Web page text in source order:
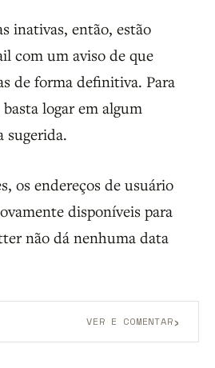
inativas, então, estão
com um aviso de que
de forma definitiva. Para
logar em algum
sugerida.
os endereços de usuário
disponíveis para
não dá nenhuma data
VER E COMENTAR›